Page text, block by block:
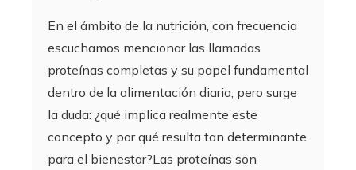
En el ámbito de la nutrición, con frecuencia
escuchamos mencionar las llamadas
proteínas completas y su papel fundamental
dentro de la alimentación diaria, pero surge
la duda: ¿qué implica realmente este
concepto y por qué resulta tan determinante
para el bienestar?Las proteínas son